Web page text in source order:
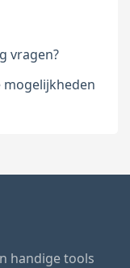
vragen?
mogelijkheden
handige tools